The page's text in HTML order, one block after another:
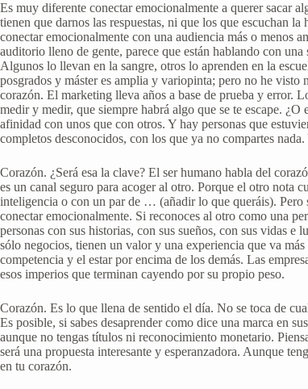
Es muy diferente conectar emocionalmente a querer sacar
tienen que darnos las respuestas, ni que los que escuchan
conectar emocionalmente con una audiencia más o menos
auditorio lleno de gente, parece que están hablando con
Algunos lo llevan en la sangre, otros lo aprenden en la
posgrados y máster es amplia y variopinta; pero no he visto
corazón. El marketing lleva años a base de prueba y error.
medir y medir, que siempre habrá algo que se te escape.
afinidad con unos que con otros. Y hay personas que
completos desconocidos, con los que ya no compartes
Corazón. ¿Será esa la clave? El ser humano habla del
es un canal seguro para acoger al otro. Porque el otro nota
inteligencia o con un par de … (añadir lo que queráis). Pero
conectar emocionalmente. Si reconoces al otro como una
personas con sus historias, con sus sueños, con sus vidas
sólo negocios, tienen un valor y una experiencia que va
competencia y el estar por encima de los demás. Las
esos imperios que terminan cayendo por su propio peso.
Corazón. Es lo que llena de sentido el día. No se toca de
Es posible, si sabes desaprender como dice una marca en
aunque no tengas títulos ni reconocimiento monetario.
será una propuesta interesante y esperanzadora. Aunque
en tu corazón.